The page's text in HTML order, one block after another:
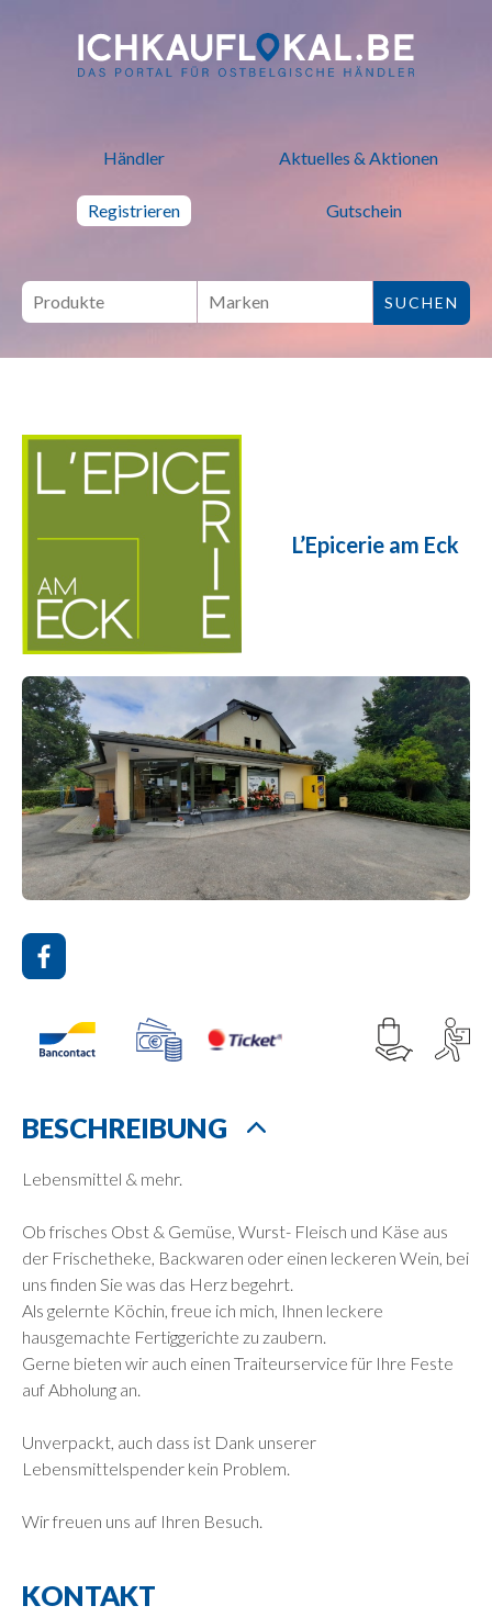
ich kauf lokal - Bei lokalen
Händler Aktuelles & Aktionen
Registrieren Gutschein
L’Epicerie am Eck
BESCHREIBUNG
Lebensmittel & mehr.
Ob frisches Obst & Gemüse, Wurst- Fleisch und Käse aus
der Frischetheke, Backwaren oder einen leckeren Wein, bei
uns finden Sie was das Herz begehrt.
Als gelernte Köchin, freue ich mich, Ihnen leckere
hausgemachte Fertiggerichte zu zaubern.
Gerne bieten wir auch einen Traiteurservice für Ihre Feste
auf Abholung an.
Unverpackt, auch dass ist Dank unserer
Lebensmittelspender kein Problem.
Wir freuen uns auf Ihren Besuch.
KONTAKT